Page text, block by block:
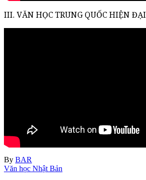
III. VĂN HỌC TRUNG QUỐC HIỆN ĐẠI
By BAR
Văn học Nhật Bản